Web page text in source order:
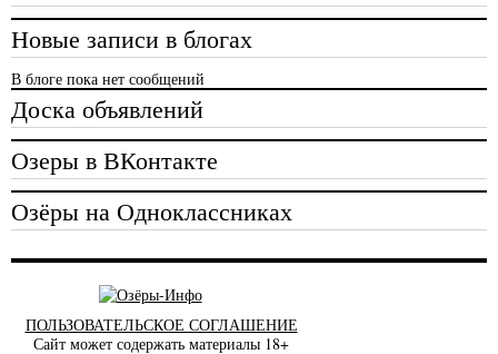
Новые записи в блогах
В блоге пока нет сообщений
Доска объявлений
Озеры в ВКонтакте
Озёры на Одноклассниках
ПОЛЬЗОВАТЕЛЬСКОЕ СОГЛАШЕНИЕ
Сайт может содержать материалы 18+